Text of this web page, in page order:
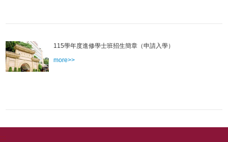
115學年度進修學士班招生簡章（申請入學）
more>>
:::